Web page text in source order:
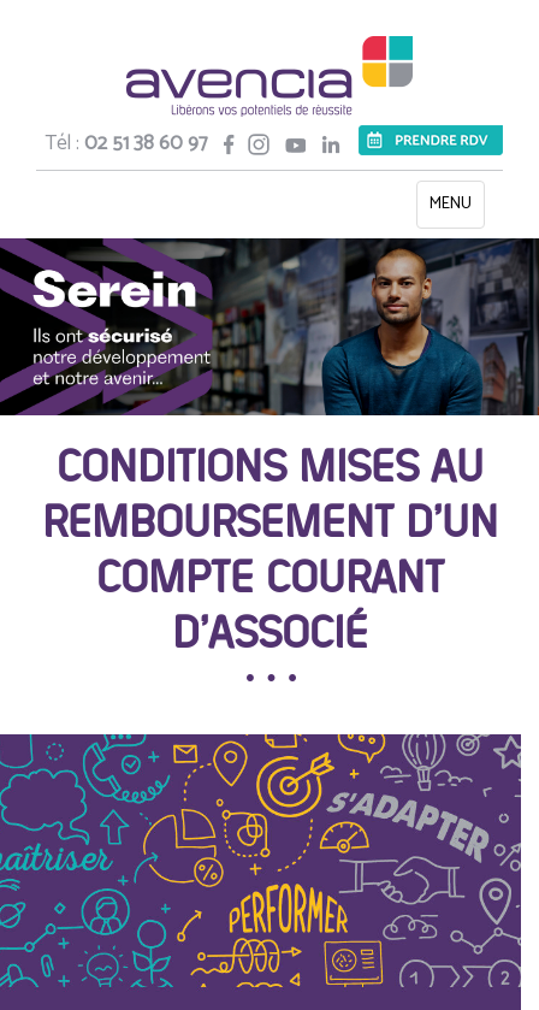
Tél :02 51 38 60 97
Toggle
navigation
MENU
CONDITIONS MISES AU
REMBOURSEMENT D’UN
COMPTE COURANT
D’ASSOCIÉ